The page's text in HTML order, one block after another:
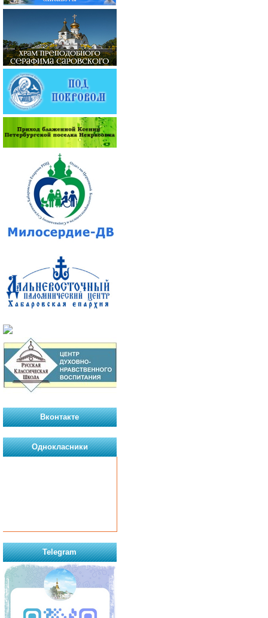
Вконтакте
Однокласники
Telegram